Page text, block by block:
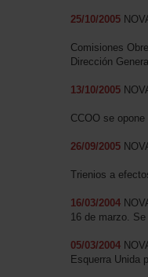
25/10/2005
Comisiones
Dirección
13/10/2005
CCOO se
26/09/2005
Trienios a
16/03/2004
16 de marzo.
05/03/2004
Esquerra Unida